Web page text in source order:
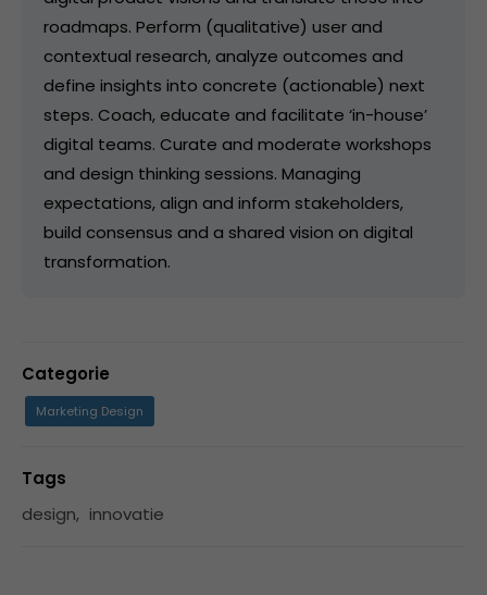
roadmaps. Perform (qualitative) user and
contextual research, analyze outcomes and
define insights into concrete (actionable) next
steps. Coach, educate and facilitate ‘in-house’
digital teams. Curate and moderate workshops
and design thinking sessions. Managing
expectations, align and inform stakeholders,
build consensus and a shared vision on digital
transformation.
Categorie
Marketing Design
Tags
design, innovatie